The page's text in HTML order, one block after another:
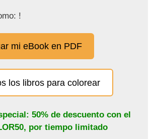
!
mi eBook en PDF
los libros para colorear
50% de descuento con el
, por tiempo limitado